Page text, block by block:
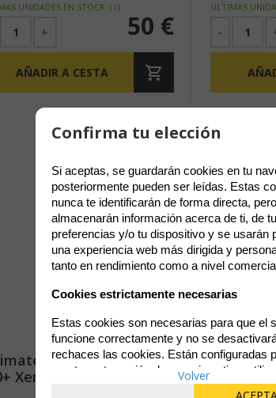
UNIDADES EN STOCK (1 )
50 €
+
AÑADIR A CESTA
ÚLTIMAS
-
Guard Arkhive
XenoSkin Monocolor
Ultimate
Magic:
Política de gestión de
funcionamiento del sitio. Además, se
terceros que analizan cómo se usan
para mejorar la experiencia de usuario,
comerciales personalizadas o realizar
hábitos de navegación. Pulsa el botón para
o “Configurar” para poder bloquearlas.
consentimiento en cualquier momento
Política de cookies
Confirma tu elección
Si aceptas, se guardarán cookies en tu
posteriormente pueden ser leídas. Estas
nunca te identificarán de forma directa, pero
almacenarán información acerca de ti, de
preferencias y/o tu dispositivo y se usarán
una experiencia web más dirigida y
tanto en rendimiento como a nivel
Cookies estrictamente necesarias
Estas cookies son necesarias para que el
funcione correctamente y no se
rechaces las cookies. Están configuradas
mantener tu sesión de usuario activa,
de compra, rellenar formularios. Estas
Volver